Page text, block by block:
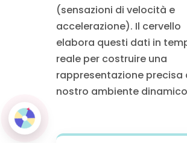
(sensazioni di velocità e
accelerazione). Il cervello
elabora questi dati in
reale per costruire una
rappresentazione precisa
nostro ambiente